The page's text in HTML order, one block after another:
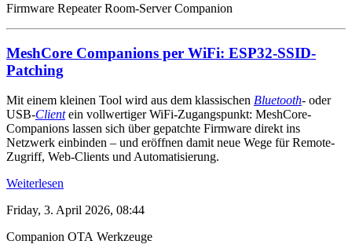
Firmware Repeater Room-Server Companion
MeshCore Companions per WiFi: ESP32-SSID-
Patching
Mit einem kleinen Tool wird aus dem klassischen Bluetooth- oder
USB-Clientein vollwertiger WiFi-Zugangspunkt: MeshCore-
Companions lassen sich über gepatchte Firmware direkt ins
Netzwerk einbinden – und eröffnen damit neue Wege für Remote-
Zugriff, Web-Clients und Automatisierung.
Weiterlesen
Friday, 3. April 2026, 08:44
Companion OTA Werkzeuge